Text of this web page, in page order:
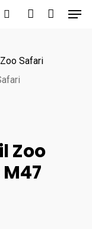
Zoo Safari
Zoo